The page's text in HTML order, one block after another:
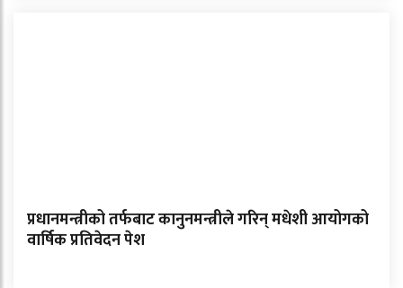
प्रधानमन्त्रीको तर्फबाट कानुनमन्त्रीले गरिन् मधेशी आयोगको
वार्षिक प्रतिवेदन पेश